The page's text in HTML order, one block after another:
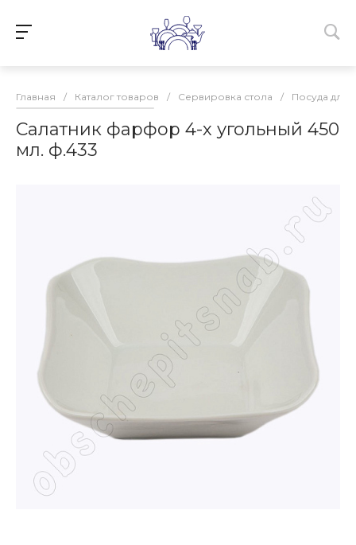
Главная / Каталог товаров / Сервировка стола / Посуда для
Салатник фарфор 4-х угольный 450
мл. ф.433